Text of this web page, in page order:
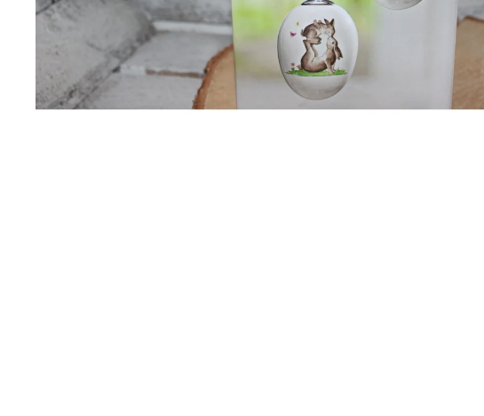
ELEGANTNÍ LAPAČ SNŮ SE DVĚMA
KRUHYSE DVĚMA KRUHY, KORÁLKY A
JEMNÝMI PEŘÍČKY
258 Kč
SAMETOVÉ
POVRCHEM
STUHY VE